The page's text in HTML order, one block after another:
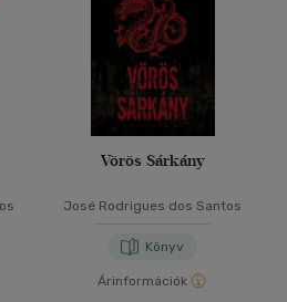
Vörös Sárkány
José Rodrigues dos Santos
Könyv
Árinformációk